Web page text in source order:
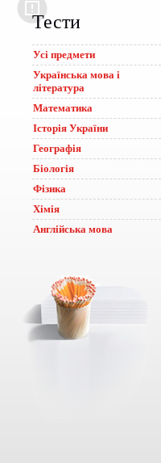
Тести
Усі предмети
Українська мова i
лiтература
Математика
Історія України
Географія
Біологія
Фізика
Хімія
Англійська мова